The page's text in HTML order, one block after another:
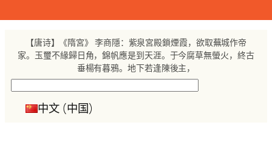
【唐诗】《隋宮》 李商隱：紫泉宮殿鎖煙霞，欲取蕪城作帝
家。玉璽不緣歸日角，錦帆應是到天涯。于今腐草無螢火，終古
垂楊有暮鴉。地下若逢陳後主，
中文 (中国)